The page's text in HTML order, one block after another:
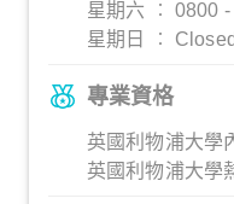
星期六 ︰ 0800
星期日 ︰ Closed
專業資格
英國利物浦大學
英國利物浦大學